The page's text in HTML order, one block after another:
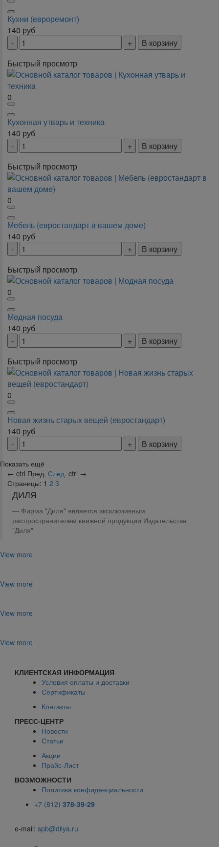
Кухни (евроремонт)
140 руб
В корзину
Быстрый просмотр
0
Кухонная утварь и техника
140 руб
В корзину
Быстрый просмотр
0
Мебель (евростандарт в вашем доме)
140 руб
В корзину
Быстрый просмотр
0
Модная посуда
140 руб
В корзину
Быстрый просмотр
0
Новая жизнь старых вещей (евростандарт)
140 руб
В корзину
Показать ещё
← ctrl Пред. След. ctrl →
Страницы: 1 2 3
ДИЛЯ
Фирма "Диля" является эксклюзивным
распространителем книжной продукции Издательства
"Диля"
View more
View more
View more
View more
КЛИЕНТСКАЯ ИНФОРМАЦИЯ
Условия оплаты и доставки
Сертификаты
Контакты
ПРЕСС-ЦЕНТР
Новости
Статьи
Акции
Прайс-Лист
ВОЗМОЖНОСТИ
Политика конфиденциальности
+7 (812) 378-39-29
e-mail: spb@dilya.ru